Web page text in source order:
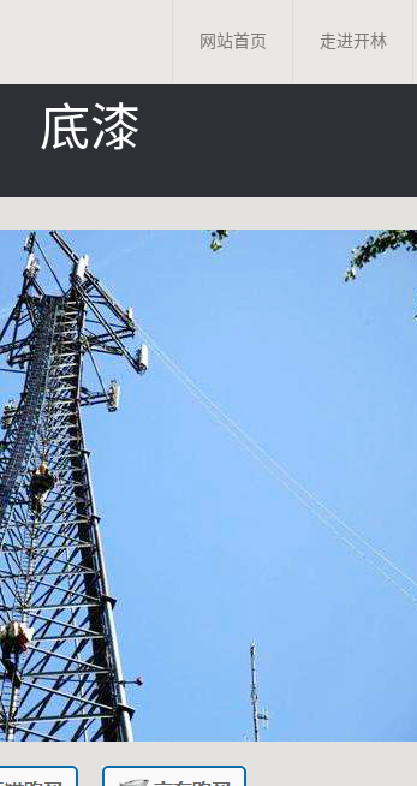
网站首页 走进开林
底漆